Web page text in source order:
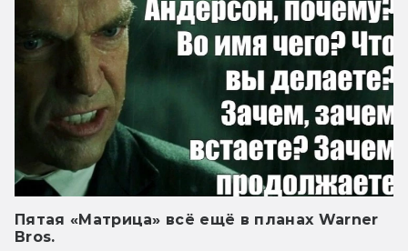
Пятая «Матрица» всё ещё в планах Warner
Bros.